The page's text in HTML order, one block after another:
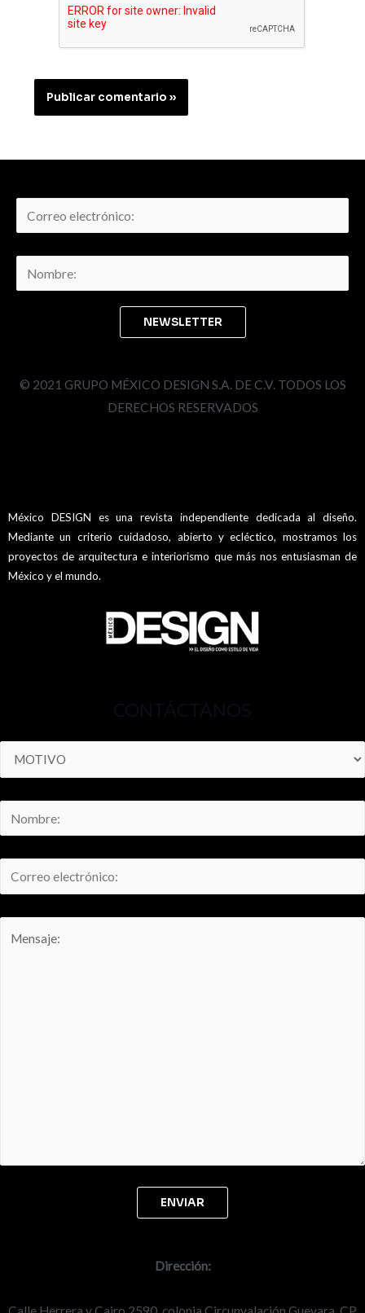
© 2021 GRUPO MÉXICO DESIGN S.A. DE C.V. TODOS LOS
DERECHOS RESERVADOS
México DESIGN es una revista independiente dedicada al diseño.
Mediante un criterio cuidadoso, abierto y ecléctico, mostramos los
proyectos de arquitectura e interiorismo que más nos entusiasman de
México y el mundo.
CONTÁCTANOS
Dirección: